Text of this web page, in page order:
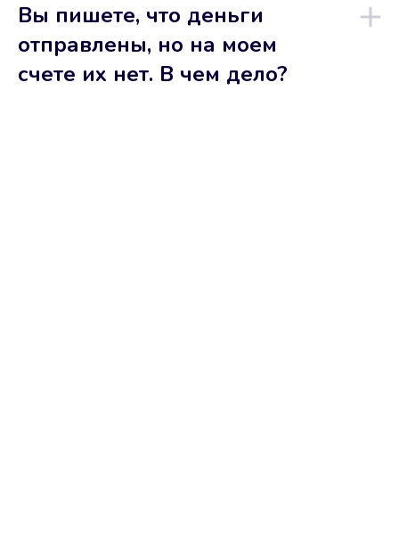
Вы пишете, что деньги
отправлены, но на моем
счете их нет. В чем дело?